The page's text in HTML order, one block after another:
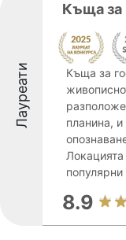
Лауреати
Къща за
Къща за
планина,
8.9